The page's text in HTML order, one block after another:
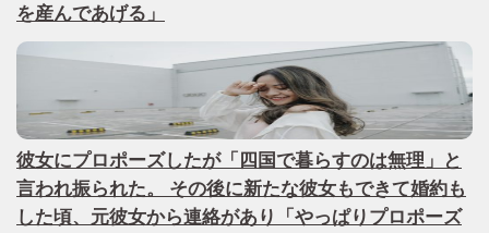
を産んであげる」
彼女にプロポーズしたが「四国で暮らすのは無理」と
言われ振られた。 その後に新たな彼女もできて婚約も
した頃、元彼女から連絡があり「やっぱりプロポーズ